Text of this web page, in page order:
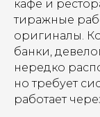
кафе и
тиражные
оригиналы.
банки,
нередко
но требует
работает